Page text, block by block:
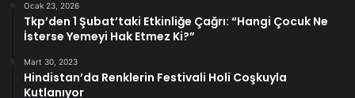
Ocak 23, 2026
Tkp’den 1 Şubat’taki Etkinliğe Çağrı: “Hangi Çocuk Ne
İsterse Yemeyi Hak Etmez Ki?”
Mart 30, 2023
Hindistan’da Renklerin Festivali Holi Coşkuyla
Kutlanıyor